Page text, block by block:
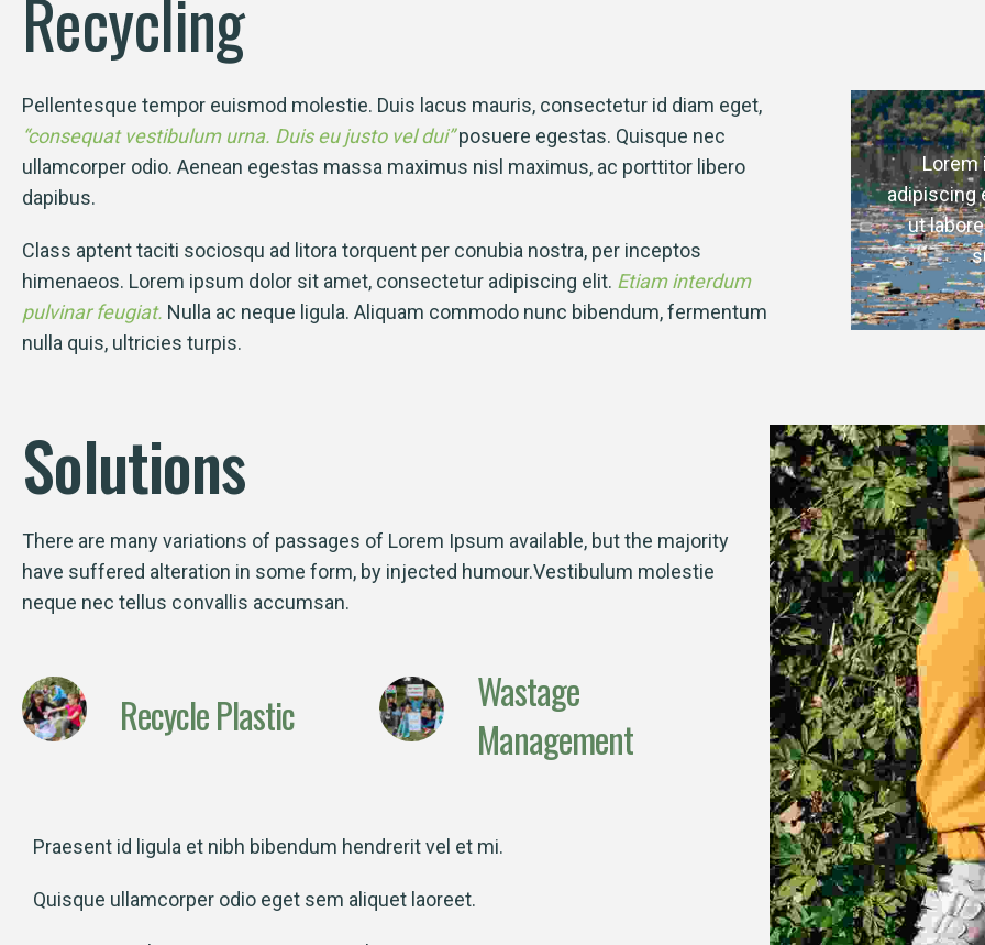
Recycling
Pellentesque tempor euismod molestie. Duis lacus mauris, consectetur id diam eget,
“consequat vestibulum urna. Duis eu justo vel dui”posuere egestas. Quisque nec
ullamcorper odio. Aenean egestas massa maximus nisl maximus, ac porttitor libero
dapibus.
Class aptent taciti sociosqu ad litora torquent per conubia nostra, per inceptos
himenaeos. Lorem ipsum dolor sit amet, consectetur adipiscing elit. Etiam interdum
pulvinar feugiat. Nulla ac neque ligula. Aliquam commodo nunc bibendum, fermentum
nulla quis, ultricies turpis.
Lorem ipsum dolor sit amet, consectetur
suspendisse ultrices gravida.
Lorem
adipiscing
ut
Solutions
There are many variations of passages of Lorem Ipsum available, but the majority
have suffered alteration in some form, by injected humour.Vestibulum molestie
neque nec tellus convallis accumsan.
Recycle Plastic
Wastage
Management
Praesent id ligula et nibh bibendum hendrerit vel et mi.
Quisque ullamcorper odio eget sem aliquet laoreet.